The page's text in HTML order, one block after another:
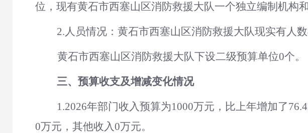
位 ，现有黄石市西塞山区消防救援大队一个独立编制机构和
2.人员情况：黄石市西塞山区消防救援大队现实有人数
黄石市西塞山区消防救援大队下设二级预算单位0个。
三、预算收支及增减变化情况
1.2026年部门收入预算为1000万元，比上年增加了
0万元，其他收入0万元。